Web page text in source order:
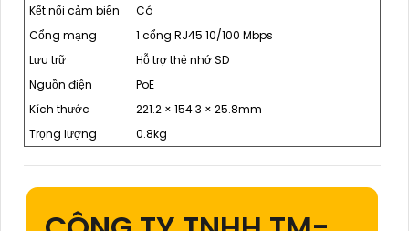
Kết nối cảm biến
Có
Cổng mạng
1 cổng RJ45 10/100 Mbps
Lưu trữ
Hỗ trợ thẻ nhớ SD
Nguồn điện
PoE
Kích thước
221.2 × 154.3 × 25.8mm
Trọng lượng
0.8kg